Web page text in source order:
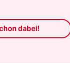
dabei!